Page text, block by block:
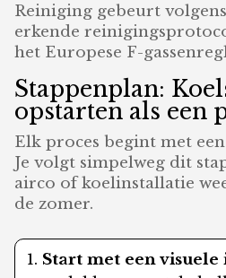
Reiniging gebeurt
erkende
het Europese F-
Stappenplan:
opstarten als een
Elk proces begint met
Je volgt simpelweg dit
airco of koelinstallatie
de zomer.
Start met een visuele